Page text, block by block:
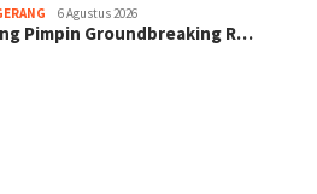
6 Agustus 2026
Pimpin Groundbreaking R…